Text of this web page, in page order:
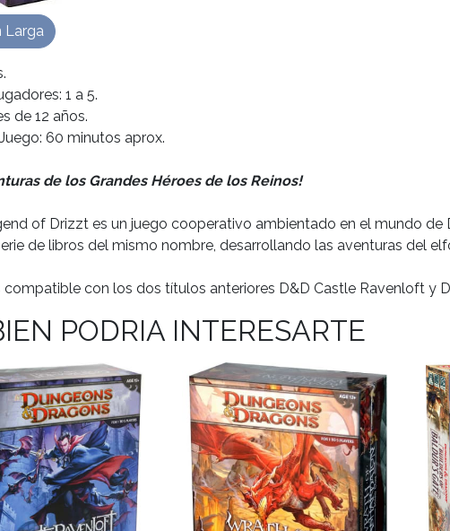
1 a 5.
de 12 años.
60 minutos aprox.
de los Grandes Héroes de los Reinos!
of Drizzt es un juego cooperativo ambientado en el mundo
de libros del mismo nombre, desarrollando las aventuras del
compatible con los dos títulos anteriores D&D Castle Ravenloft y
Larga
PODRIA INTERESARTE